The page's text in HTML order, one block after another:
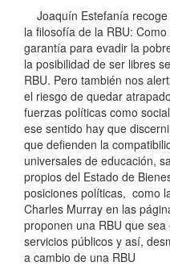
Joaquín Estefanía
la filosofía de la RBU:
garantía para evadir la
la posibilidad de ser libres
RBU. Pero también nos
el riesgo de quedar
fuerzas políticas como
ese sentido hay que
que defienden la
universales de educación,
propios del Estado de
posiciones políticas, como
Charles Murray en las
proponen una RBU que
servicios públicos y así,
a cambio de una RBU